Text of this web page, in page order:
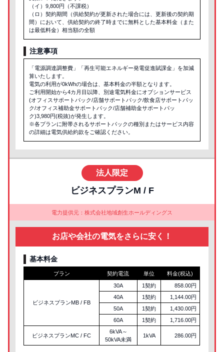
（イ）9,800円（不課税）
（ロ）契約期間（供給契約が更新された場合には、更新後の契約期
間）において、供給契約の終了時までに無料とした基本料金（また
は最低料金）相当額の全額
注意事項
「電源調達調整費」「再生可能エネルギー発電促進賦課金」を加減
算いたします。
電気の利用が0kWhの場合は、基本料金の半額となります。
ご利用開始から4カ月目以降、別途電気料金にオプションサービス
(オフィスサポートパック/店舗サポートパック/飲食店サポートパッ
ク/オフィス補助金サポートパック/店舗補助金サポートパッ
ク)3,980円(税抜)が発生します。
※各プランに附帯されるサポートパックの種別またはサービス内容
の詳細は電気供給約款をご確認ください。
ビジネスプランM / F
電力提供元：株式会社地域創生ホールディングス
法人限定
お店や会社の電気をさらに安く！
基本料金
プラン 契約電流 単位 料金(税込)
ビジネスプランMB / FB
30A 1契約
858.00円
40A
1契約
1,144.00円
50A
1契約
1,430.00円
60A
1契約 1,716.00円
ビジネスプランMC / FC
6kVA～
50kVA未満
1kVA 286.00円